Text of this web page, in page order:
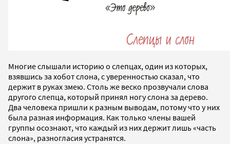
Многие слышали историю о слепцах, один из которых,
взявшись за хобот слона, с уверенностью сказал, что
держит в руках змею. Столь же веско прозвучали слова
другого слепца, который принял ногу слона за дерево.
Два человека пришли к разным выводам, потому что у них
была разная информация. Как только члены вашей
группы осознают, что каждый из них держит лишь «часть
слона», разногласия устранятся.